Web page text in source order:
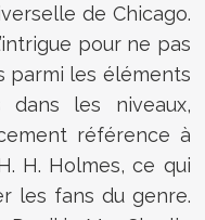
de Chicago.
pour ne pas
parmi les éléments
dans les niveaux,
référence à
H. Holmes, ce qui
les fans du genre.